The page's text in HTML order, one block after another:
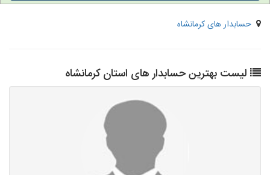
حسابدار های کرمانشاه
لیست بهترین حسابدار های استان کرمانشاه